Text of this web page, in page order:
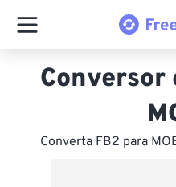
Conversor
Converta FB2 para